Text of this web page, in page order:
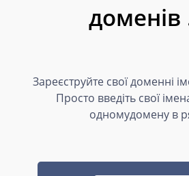
доменів
Зареєструйте свої доменні
Просто введіть свої
одномудомену в